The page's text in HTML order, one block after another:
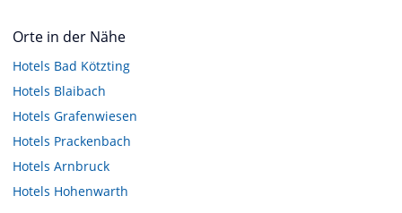
Orte in der Nähe
Hotels Bad Kötzting
Hotels Blaibach
Hotels Grafenwiesen
Hotels Prackenbach
Hotels Arnbruck
Hotels Hohenwarth